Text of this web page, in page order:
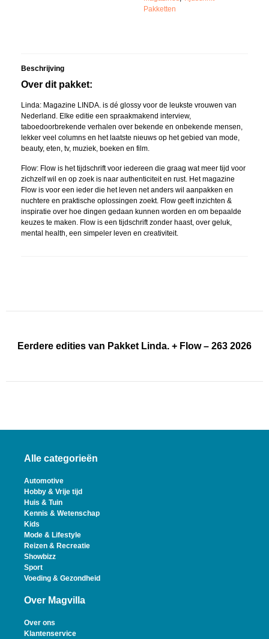
Pakketten
Beschrijving
Over dit pakket:
Linda: Magazine LINDA. is dé glossy voor de leukste vrouwen van
Nederland. Elke editie een spraakmakend interview,
taboedoorbrekende verhalen over bekende en onbekende mensen,
lekker veel columns en het laatste nieuws op het gebied van mode,
beauty, eten, tv, muziek, boeken en film.
Flow: Flow is het tijdschrift voor iedereen die graag wat meer tijd voor
zichzelf wil en op zoek is naar authenticiteit en rust. Het magazine
Flow is voor een ieder die het leven net anders wil aanpakken en
nuchtere en praktische oplossingen zoekt. Flow geeft inzichten &
inspiratie over hoe dingen gedaan kunnen worden en om bepaalde
keuzes te maken. Flow is een tijdschrift zonder haast, over geluk,
mental health, een simpeler leven en creativiteit.
Eerdere edities van Pakket Linda. + Flow – 263 2026
Alle categorieën
Automotive
Hobby & Vrije tijd
Huis & Tuin
Kennis & Wetenschap
Kids
Mode & Lifestyle
Reizen & Recreatie
Showbizz
Sport
Voeding & Gezondheid
Over Magvilla
Over ons
Klantenservice